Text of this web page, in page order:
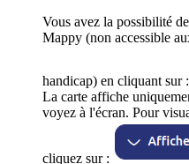
Vous avez la possibilité
Mappy (non accessible
handicap) en cliquant sur :
La carte affiche
voyez à l'écran. Pour
cliquez sur :